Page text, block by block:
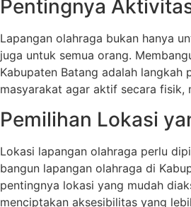
Pentingnya
Lapangan olahraga bukan hanya
juga untuk semua orang.
Kabupaten Batang adalah
masyarakat agar aktif secara fisik,
Pemilihan Lokasi
Lokasi lapangan olahraga perlu
bangun lapangan olahraga di
pentingnya lokasi yang mudah
menciptakan aksesibilitas yang